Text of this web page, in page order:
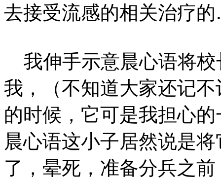
去接受流感的相关治疗
我伸手示意晨心语将校
我，（不知道大家还记不
的时候，它可是我担心
晨心语这小子居然说是
了，晕死，准备分兵之